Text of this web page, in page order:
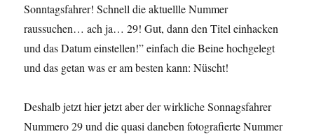
Sonntagsfahrer! Schnell die aktuellle Nummer
raussuchen… ach ja… 29! Gut, dann den Titel einhacken
und das Datum einstellen!” einfach die Beine hochgelegt
und das getan was er am besten kann: Nüscht!
Deshalb jetzt hier jetzt aber der wirkliche Sonnagsfahrer
Nummero 29 und die quasi daneben fotografierte Nummer